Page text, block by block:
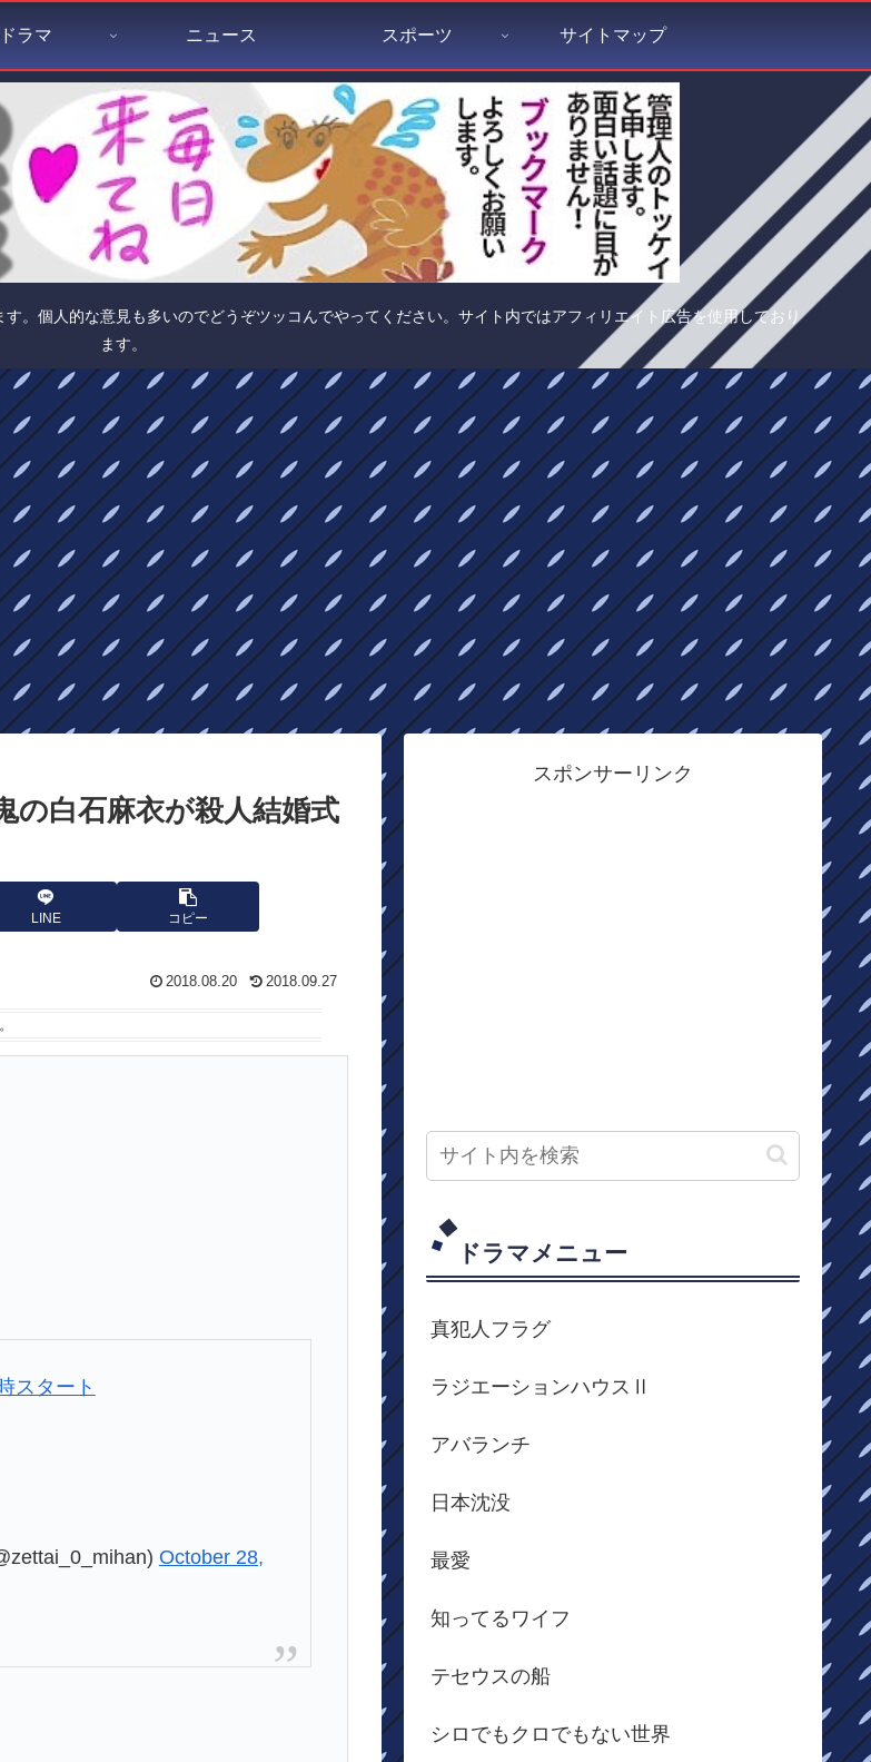
。個人的な意見も多いのでどうぞツッコんでやってください。サイト内ではアフィリエイト広告を使用しており
ます。
ドラマ ニュース スポーツ サイトマップ
の白石麻衣が殺人結婚式
LINE コピー
2018.08.20 2018.09.27
スタート
October 28,
スポンサーリンク
ドラマメニュー
真犯人フラグ
ラジエーションハウスⅡ
アバランチ
日本沈没
最愛
知ってるワイフ
テセウスの船
シロでもクロでもない世界